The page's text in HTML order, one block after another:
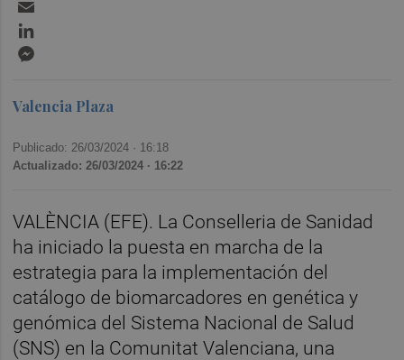
Valencia Plaza
Publicado: 26/03/2024 · 16:18
Actualizado: 26/03/2024 · 16:22
VALÈNCIA (EFE). La Conselleria de Sanidad
ha iniciado la puesta en marcha de la
estrategia para la implementación del
catálogo de biomarcadores en genética y
genómica del Sistema Nacional de Salud
(SNS) en la Comunitat Valenciana, una